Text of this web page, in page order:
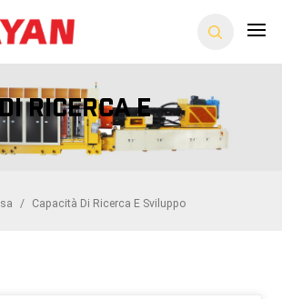
Ricerca E
/ Capacità Di Ricerca E Sviluppo